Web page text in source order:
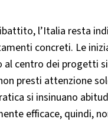
l’Italia resta
concreti. Le
centro dei progetti
presti attenzione
si insinuano
efficace, quindi,